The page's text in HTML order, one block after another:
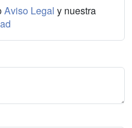
Aviso Legal y nuestra